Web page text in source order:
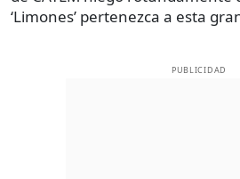
‘Limones’ pertenezca a esta
PUBLICIDAD